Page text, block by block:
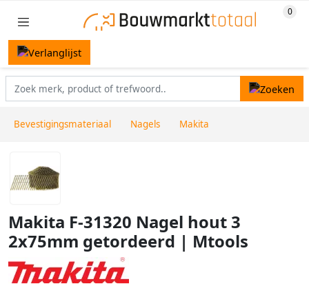
Bevestigingsmateriaal Nagels Makita
Makita F-31320 Nagel hout 3
2x75mm getordeerd | Mtools